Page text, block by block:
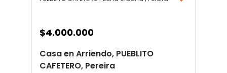
$4.000.000
Casa en Arriendo, PUEBLITO
CAFETERO, Pereira